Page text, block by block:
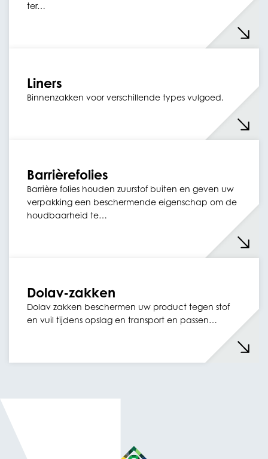
ter…
Liners
Binnenzakken voor verschillende types vulgoed.
Barrièrefolies
Barrière folies houden zuurstof buiten en geven uw
verpakking een beschermende eigenschap om de
houdbaarheid te…
Dolav-zakken
Dolav zakken beschermen uw product tegen stof
en vuil tijdens opslag en transport en passen…